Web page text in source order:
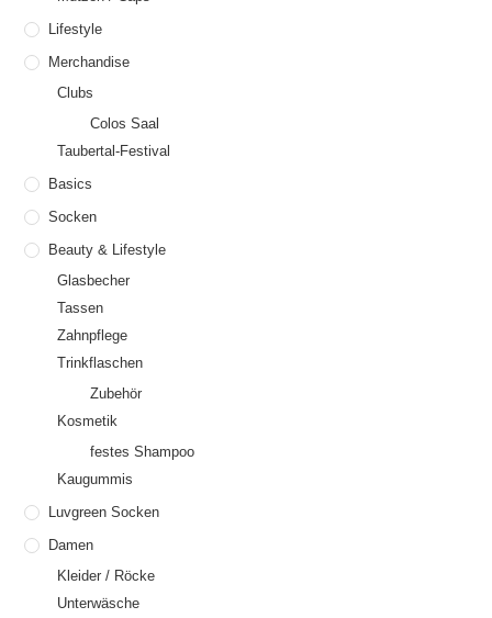
Lifestyle
Merchandise
Clubs
Colos Saal
Taubertal-Festival
Basics
Socken
Beauty & Lifestyle
Glasbecher
Tassen
Zahnpflege
Trinkflaschen
Zubehör
Kosmetik
festes Shampoo
Kaugummis
Luvgreen Socken
Damen
Kleider / Röcke
Unterwäsche